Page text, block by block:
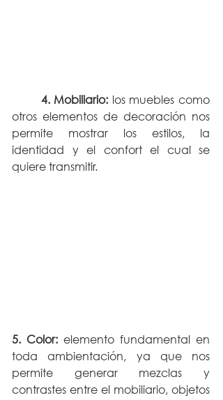
4. Mobiliario: los muebles como
otros elementos de decoración nos
permite mostrar los estilos, la
identidad y el confort el cual se
quiere transmitir.
5. Color: elemento fundamental en
toda ambientación, ya que nos
permite generar mezclas y
contrastes entre el mobiliario, objetos